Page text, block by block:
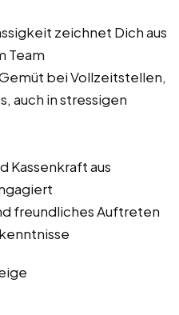
zeichnet Dich aus
Team
bei Vollzeitstellen,
auch in stressigen
Kassenkraft aus
freundliches Auftreten